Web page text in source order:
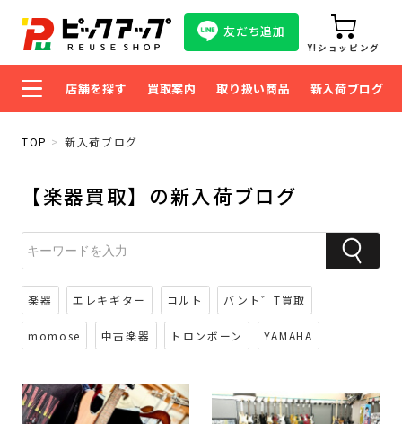
友だち追加
Y!ショッピング
店舗を探す 買取案内 取り扱い商品 新入荷ブログ
TOP 新入荷ブログ
【楽器買取】の新入荷ブログ
楽器 エレキギター コルト バント゛T買取
momose 中古楽器 トロンボーン YAMAHA